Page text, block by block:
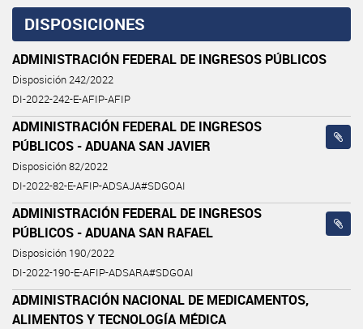
DISPOSICIONES
ADMINISTRACIÓN FEDERAL DE INGRESOS PÚBLICOS
Disposición 242/2022
DI-2022-242-E-AFIP-AFIP
ADMINISTRACIÓN FEDERAL DE INGRESOS
PÚBLICOS - ADUANA SAN JAVIER
Disposición 82/2022
DI-2022-82-E-AFIP-ADSAJA#SDGOAI
ADMINISTRACIÓN FEDERAL DE INGRESOS
PÚBLICOS - ADUANA SAN RAFAEL
Disposición 190/2022
DI-2022-190-E-AFIP-ADSARA#SDGOAI
ADMINISTRACIÓN NACIONAL DE MEDICAMENTOS,
ALIMENTOS Y TECNOLOGÍA MÉDICA